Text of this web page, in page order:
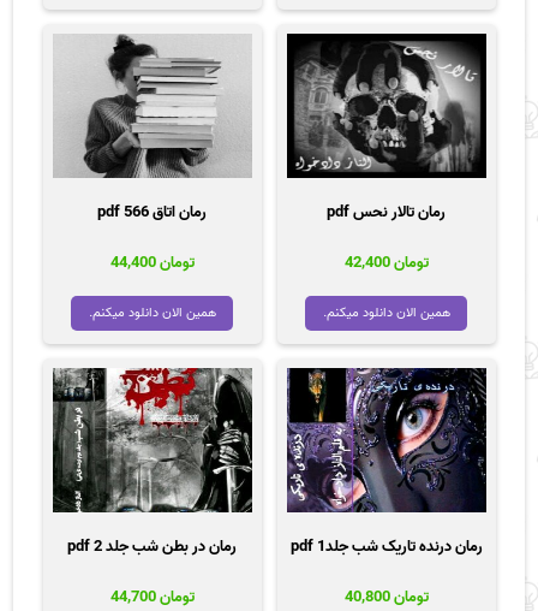
رمان تالار نحس pdf
تومان42,400
همین الان دانلود میکنم.
رمان اتاق 566 pdf
تومان44,400
همین الان دانلود میکنم.
رمان درنده تاریک شب جلد1 pdf
تومان40,800
رمان در بطن شب جلد 2 pdf
تومان44,700